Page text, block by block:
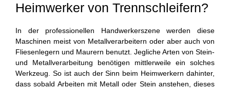
Heimwerker von Trennschleifern?
In der professionellen Handwerkerszene werden diese
Maschinen meist von Metallverarbeitern oder aber auch von
Fliesenlegern und Maurern benutzt. Jegliche Arten von Stein-
und Metallverarbeitung benötigen mittlerweile ein solches
Werkzeug. So ist auch der Sinn beim Heimwerkern dahinter,
dass sobald Arbeiten mit Metall oder Stein anstehen, dieses